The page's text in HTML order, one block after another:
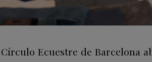
Ecuestre de Barcelona